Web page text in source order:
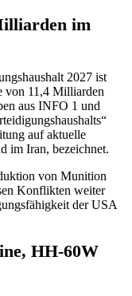
im
2027 ist
von 11,4 Milliarden
aus INFO 1 und
auf aktuelle
im Iran, bezeichnet.
von Munition
Konflikten weiter
der USA
HH-60W